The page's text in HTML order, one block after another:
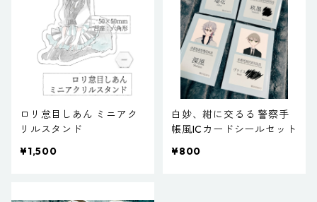
ロリ怠目しあん ミニアク
リルスタンド
¥1,500
白妙、紺に交るる 警察手
帳風ICカードシールセット
¥800